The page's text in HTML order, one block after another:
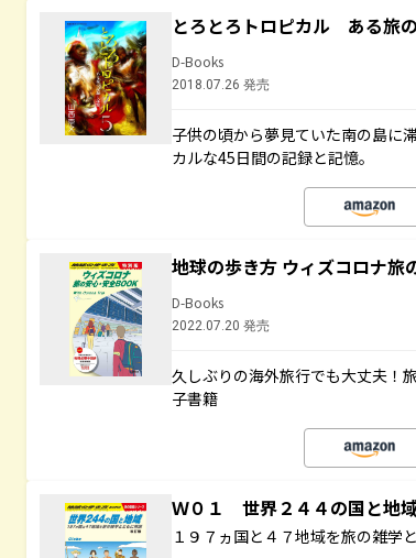
とろとろトロピカル ある旅
D-Books
2018.07.26 発売
子供の頃から夢見ていた南の島に
カルな45日間の記録と記憶。
地球の歩き方 ウィズコロナ旅
D-Books
2022.07.20 発売
久しぶりの海外旅行でも大丈夫！
子書籍
Ｗ０１ 世界２４４の国と地
１９７ヵ国と４７地域を旅の雑学